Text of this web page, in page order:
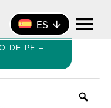
ES
DE PE –